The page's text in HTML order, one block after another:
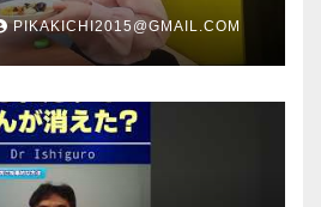
替品）ＦＢＣ福井
での紹介映像
PIKAKICHI2015@GMAIL.COM